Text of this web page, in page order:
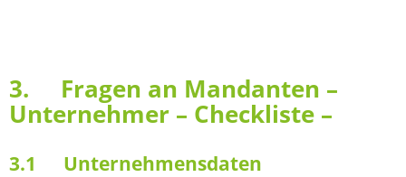
3. Fragen an Mandanten –
Unternehmer – Checkliste –
3.1 Unternehmensdaten